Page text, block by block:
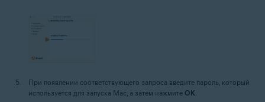
При появлении соответствующего запроса введите пароль, который
используется для запуска Mac, а затем нажмите OK.